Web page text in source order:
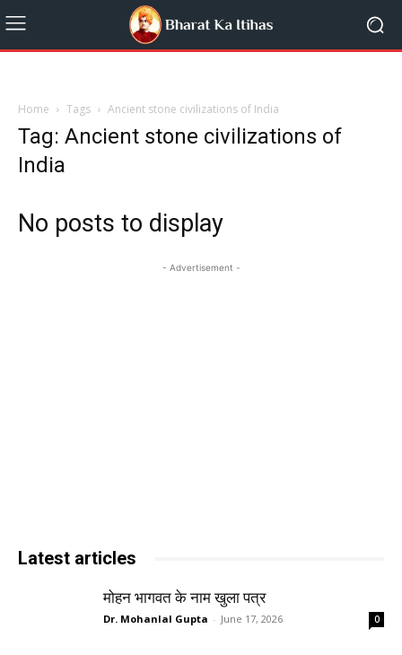
Home Tags Ancient stone civilizations of India
Tag: Ancient stone civilizations of
India
No posts to display
- Advertisement -
Latest articles
मोहन भागवत के नाम खुला पत्र
Dr. Mohanlal Gupta - June 17, 2026 0